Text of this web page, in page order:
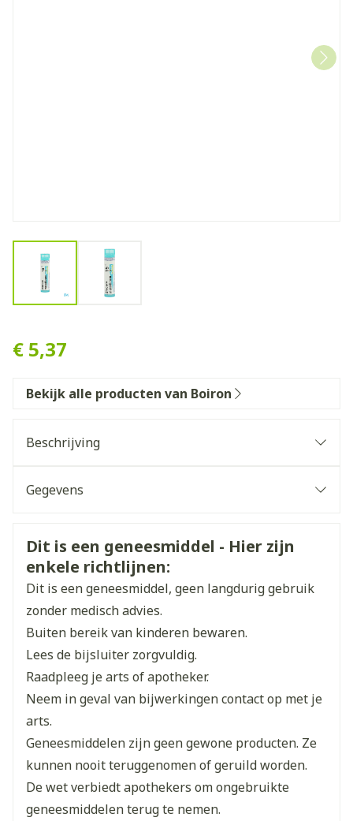
View larger imageView larger image
€ 5,37
Bekijk alle producten van Boiron
Beschrijving
Gegevens
Organisaties Boiron
Merken Boiron
Breedte 17 mm
Lengte 66 mm
Diepte 15 mm
Hoeveelheid
Verpakking
4
Veiligheidsinformatie
Dit is een geneesmiddel - Hier zijn
enkele richtlijnen:
Dit is een geneesmiddel, geen langdurig gebruik
zonder medisch advies.
Buiten bereik van kinderen bewaren.
Lees de bijsluiter zorgvuldig.
Raadpleeg je arts of apotheker.
Neem in geval van bijwerkingen contact op met je
arts.
Geneesmiddelen zijn geen gewone producten. Ze
kunnen nooit teruggenomen of geruild worden.
De wet verbiedt apothekers om ongebruikte
geneesmiddelen terug te nemen.